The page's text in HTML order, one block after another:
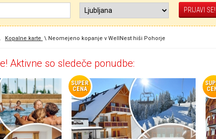
Kopalne karte \ Neomejeno kopanje v WellNest hiši Pohorje
Aktivne so sledeče ponudbe:
SUPER
CENA